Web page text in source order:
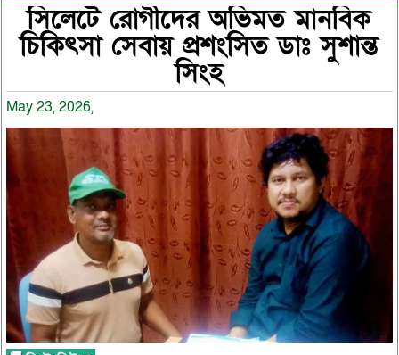
সিলেটে রোগীদের অভিমত মানবিক
চিকিৎসা সেবায় প্রশংসিত ডাঃ সুশান্ত
সিংহ
May 23, 2026,